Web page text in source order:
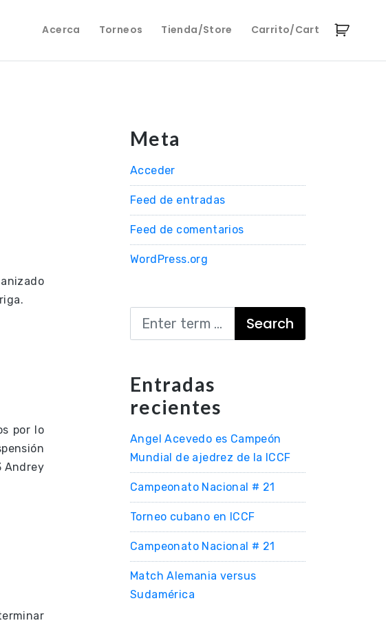
Acerca Torneos Tienda/Store Carrito/Cart
por lo
Andrey
Meta
Acceder
Feed de entradas
Feed de comentarios
WordPress.org
Search
Entradas
recientes
Angel Acevedo es Campeón
Mundial de ajedrez de la ICCF
Campeonato Nacional # 21
Torneo cubano en ICCF
Campeonato Nacional # 21
Match Alemania versus
Sudamérica